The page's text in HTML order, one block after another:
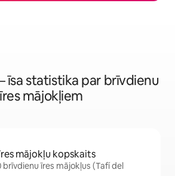
īsa statistika par brīvdienu
īres mājokļiem
mājokļu kopskaits
īres mājokļus (Tafí del